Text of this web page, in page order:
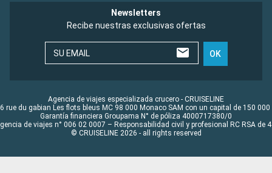
Newsletters
Recibe nuestras exclusivas ofertas
SU EMAIL OK
Agencia de viajes especializada crucero - CRUISELINE
rue du gabian Les flots bleus MC 98 000 Monaco SAM con un capital de 150 000
Garantía financiera Groupama N° de póliza 4000717380/0
de viajes n° 006 02 0007 – Responsabilidad civil y profesional RC RSA de
© CRUISELINE 2026 - all rights reserved